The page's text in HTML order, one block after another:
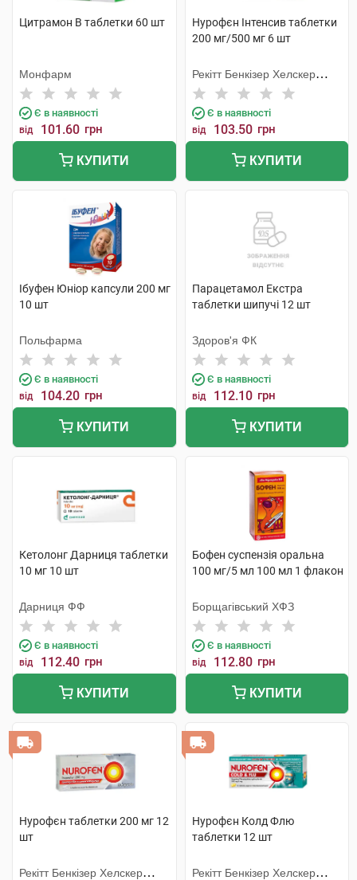
Цитрамон В таблетки 60 шт
Монфарм
Є в наявності
від 101.60 грн
КУПИТИ
Нурофєн Інтенсив таблетки
200 мг/500 мг 6 шт
Рекітт Бенкізер Хелскер
Інтернешнл
Є в наявності
від 103.50 грн
КУПИТИ
Ібуфен Юніор капсули 200 мг
10 шт
Польфарма
Є в наявності
від 104.20 грн
КУПИТИ
Парацетамол Екстра
таблетки шипучі 12 шт
Здоров'я ФК
Є в наявності
від 112.10 грн
КУПИТИ
Кетолонг Дарниця таблетки
10 мг 10 шт
Дарниця ФФ
Є в наявності
від 112.40 грн
КУПИТИ
Бофен суспензія оральна
100 мг/5 мл 100 мл 1 флакон
Борщагівський ХФЗ
Є в наявності
від 112.80 грн
КУПИТИ
Нурофєн таблетки 200 мг 12
шт
Рекітт Бенкізер Хелскер
Нурофєн Колд Флю
таблетки 12 шт
Рекітт Бенкізер Хелскер